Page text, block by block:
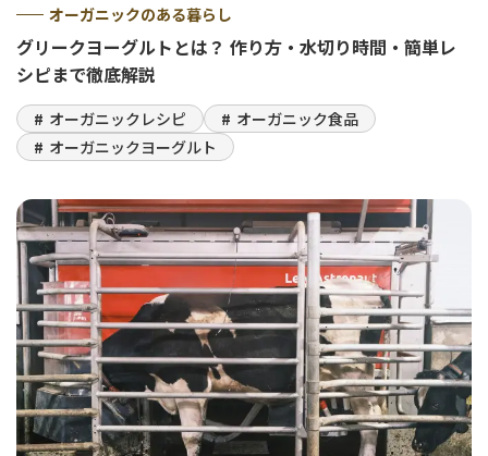
オーガニックのある暮らし
グリークヨーグルトとは？ 作り方・水切り時間・簡単レ
シピまで徹底解説
オーガニックレシピ
オーガニック食品
オーガニックヨーグルト